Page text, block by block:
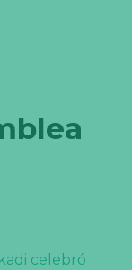
celebró